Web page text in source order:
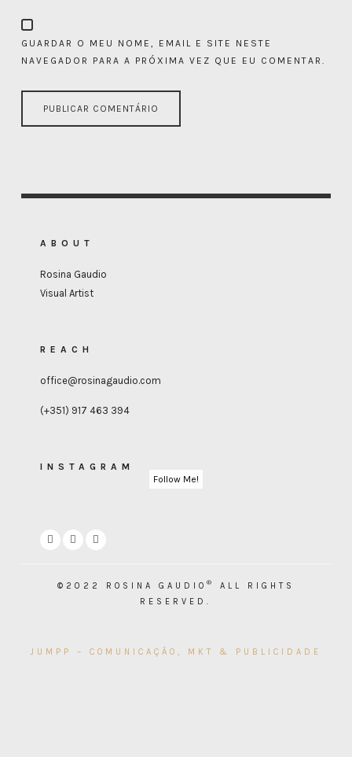
GUARDAR O MEU NOME, EMAIL E SITE NESTE
NAVEGADOR PARA A PRÓXIMA VEZ QUE EU COMENTAR.
ABOUT
Rosina Gaudio
Visual Artist
REACH
office@rosinagaudio.com
(+351) 917 463 394
INSTAGRAM
Follow Me!
©2022 ROSINA GAUDIO ®
ALL RIGHTS
RESERVED.
JUMPP – COMUNICAÇÃO, MKT & PUBLICIDADE